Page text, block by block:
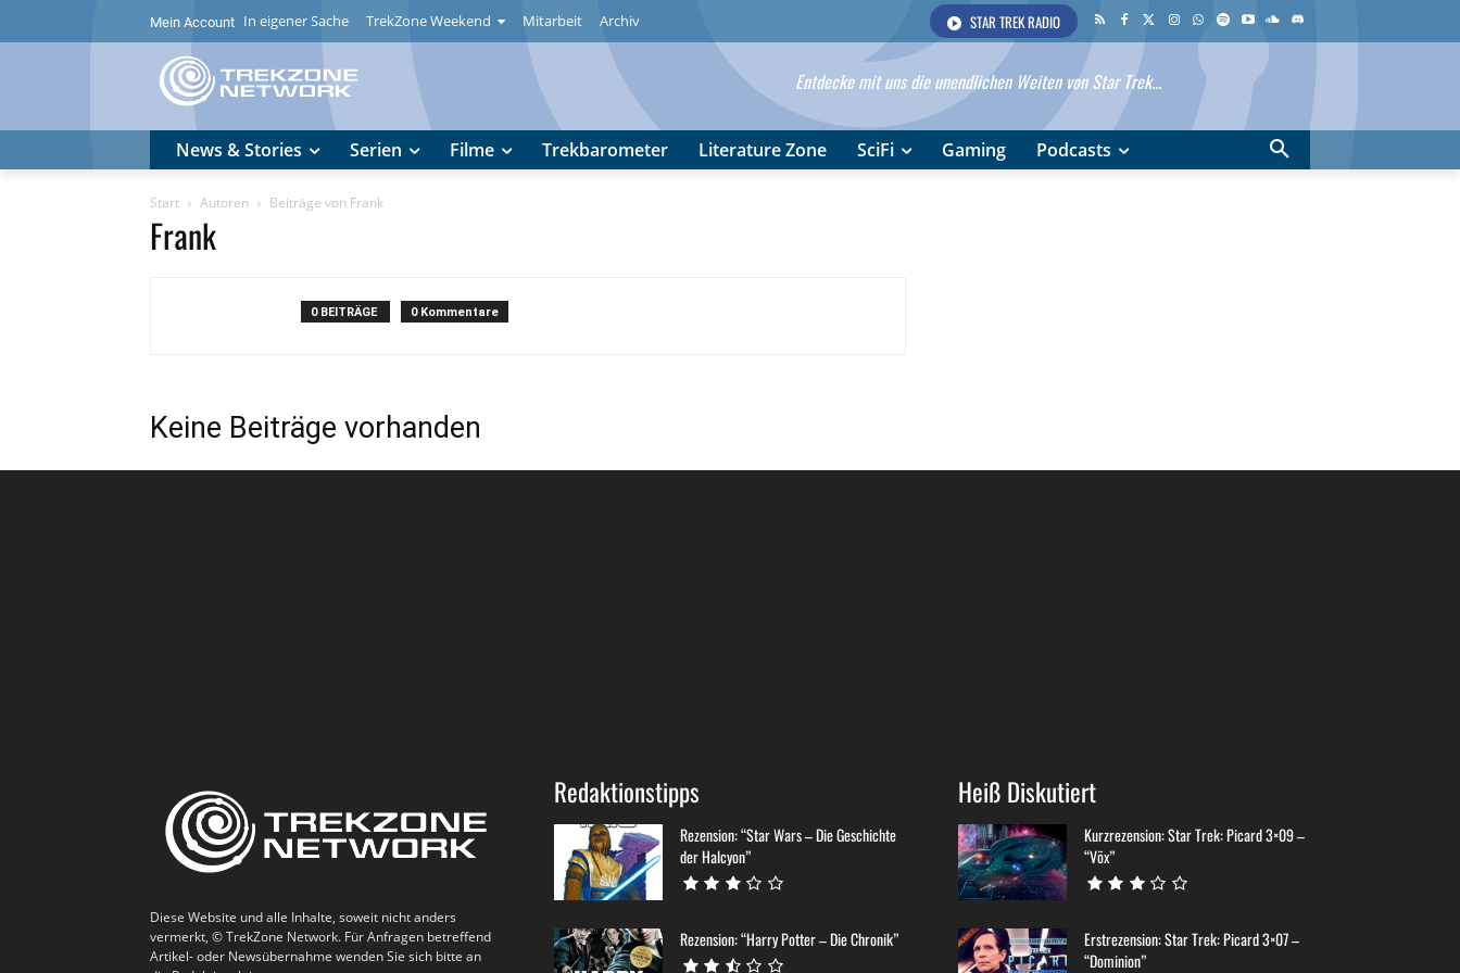
Mein Account In eigener Sache TrekZone Weekend Mitarbeit Archiv STAR TREK RADIO
Entdecke mit uns die unendlichen Weiten von Star Trek...
News & Stories Serien Filme Trekbarometer Literature Zone SciFi Gaming Podcasts
Start Autoren Beiträge von Frank
Frank
0 BEITRÄGE 0 Kommentare
Keine Beiträge vorhanden
Diese Website und alle Inhalte, soweit nicht anders
vermerkt, © TrekZone Network. Für Anfragen betreffend
Artikel- oder Newsübernahme wenden Sie sich bitte an
Redaktionstipps
Rezension: “Star Wars – Die Geschichte
der Halcyon”
Rezension: “Harry Potter – Die Chronik”
Heiß Diskutiert
Kurzrezension: Star Trek: Picard 3×09 –
“Võx”
Erstrezension: Star Trek: Picard 3×07 –
“Dominion”